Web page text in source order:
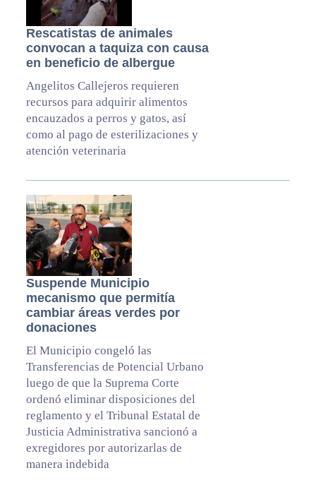
Rescatistas de animales
convocan a taquiza con causa
en beneficio de albergue
Angelitos Callejeros requieren
recursos para adquirir alimentos
encauzados a perros y gatos, así
como al pago de esterilizaciones y
atención veterinaria
Suspende Municipio
mecanismo que permitía
cambiar áreas verdes por
donaciones
El Municipio congeló las
Transferencias de Potencial Urbano
luego de que la Suprema Corte
ordenó eliminar disposiciones del
reglamento y el Tribunal Estatal de
Justicia Administrativa sancionó a
exregidores por autorizarlas de
manera indebida